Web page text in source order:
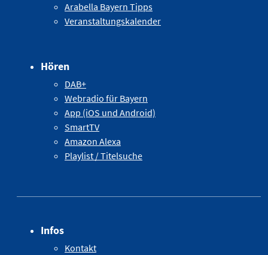
Arabella Bayern Tipps
Veranstaltungskalender
Hören
DAB+
Webradio für Bayern
App (iOS und Android)
SmartTV
Amazon Alexa
Playlist / Titelsuche
Infos
Kontakt